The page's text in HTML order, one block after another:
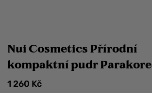
Nui Cosmetics Přírodní
kompaktní pudr Parakore
1 260 Kč